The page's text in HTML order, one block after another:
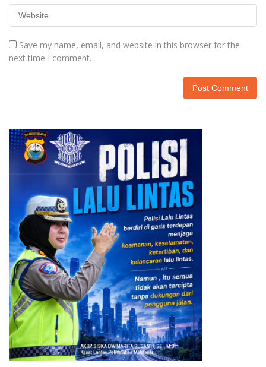
Save my name, email, and website in this browser for the
next time I comment.